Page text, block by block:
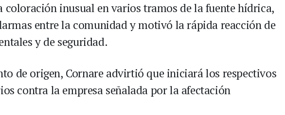
coloración inusual en varios tramos de la fuente hídrica,
entre la comunidad y motivó la rápida reacción de
y de seguridad.
de origen, Cornare advirtió que iniciará los respectivos
contra la empresa señalada por la afectación